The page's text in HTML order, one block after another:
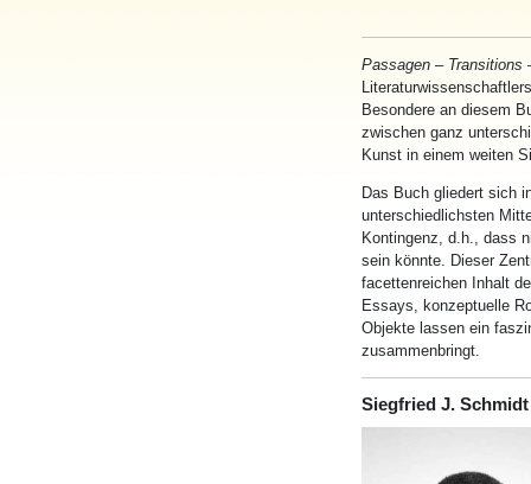
Passagen – Transitions
Besondere an diesem
zwischen ganz
Kunst in einem weiten
Das Buch gliedert sich
unterschiedlichsten
Kontingenz, d.h., dass
sein könnte. Dieser
facettenreichen Inhalt
Essays, konzeptuelle
Objekte lassen ein
zusammenbringt.
Siegfried J. Schmidt